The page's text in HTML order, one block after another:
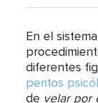
En el
diferentes
peritos
de velar por